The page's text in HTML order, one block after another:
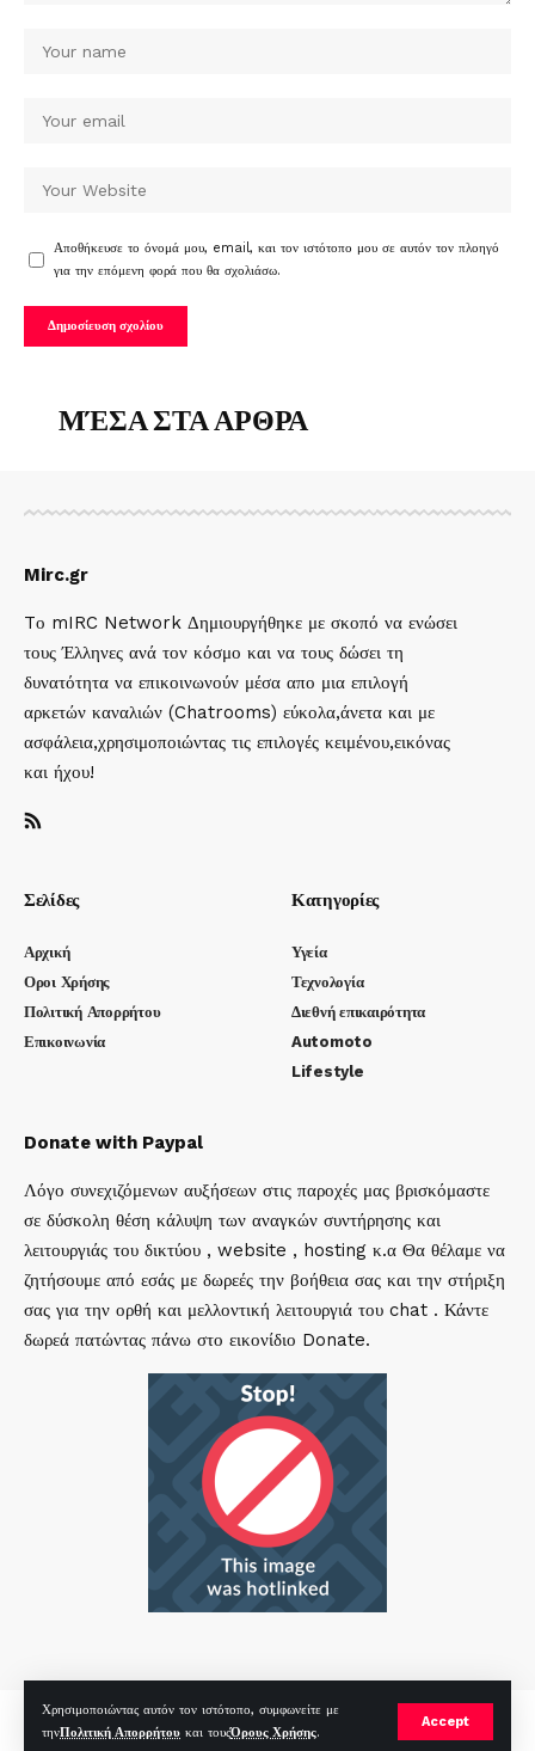
Χρησιμοποιώντας αυτόν τον ιστότοπο, συμφωνείτε με
τηνΠολιτική Απορρήτου και τουςΌρους Χρήσης.
Accept
Αποθήκευσε το όνομά μου, email, και τον ιστότοπο μου σε αυτόν τον πλοηγό
για την επόμενη φορά που θα σχολιάσω.
ΜΈΣΑ ΣΤΑ ΑΡΘΡΑ
Mirc.gr
Tο mIRC Network Δημιουργήθηκε με σκοπό να ενώσει
τους Έλληνες ανά τον κόσμο και να τους δώσει τη
δυνατότητα να επικοινωνούν μέσα απο μια επιλογή
αρκετών καναλιών (Chatrooms) εύκολα,άνετα και με
ασφάλεια,χρησιμοποιώντας τις επιλογές κειμένου,εικόνας
και ήχου!
Σελίδες
Αρχική
Οροι Χρήσης
Πολιτική Απορρήτου
Επικοινωνία
Κατηγορίες
Υγεία
Τεχνολογία
Διεθνή επικαιρότητα
Automoto
Lifestyle
Donate with Paypal
Λόγο συνεχιζόμενων αυξήσεων στις παροχές μας βρισκόμαστε
σε δύσκολη θέση κάλυψη των αναγκών συντήρησης και
λειτουργιάς του δικτύου , website , hosting κ.α Θα θέλαμε να
ζητήσουμε από εσάς με δωρεές την βοήθεια σας και την στήριξη
σας για την ορθή και μελλοντική λειτουργιά του chat . Κάντε
δωρεά πατώντας πάνω στο εικονίδιο Donate.
mirc.gr 2023 Copyright %year%, All Rights Reserved |bySp
Hosted byRealHosting